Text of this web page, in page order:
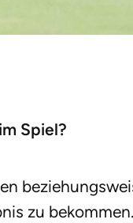
Spiel?
zu bekommen.